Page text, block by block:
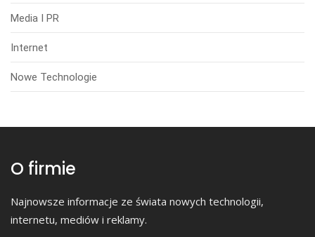
Media I PR
Internet
Nowe Technologie
O firmie
Najnowsze informacje ze świata nowych technologii,
internetu, mediów i reklamy.